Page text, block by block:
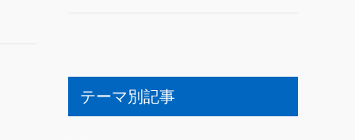
テーマ別記事